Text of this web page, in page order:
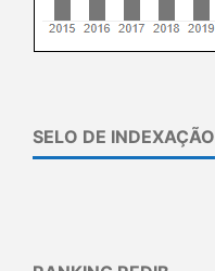
SELO DE INDEXAÇÃO